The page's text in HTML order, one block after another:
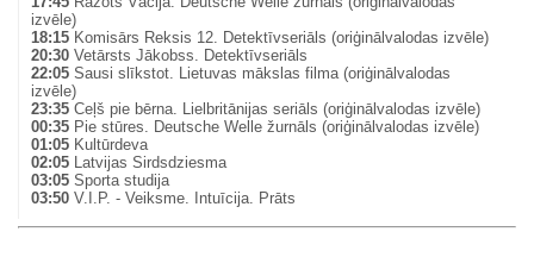
izvēle)
18:15 Komisārs Reksis 12. Detektīvseriāls (oriģinālvalodas izvēle)
20:30 Vetārsts Jākobss. Detektīvseriāls
22:05 Sausi slīkstot. Lietuvas mākslas filma (oriģinālvalodas
izvēle)
23:35 Ceļš pie bērna. Lielbritānijas seriāls (oriģinālvalodas izvēle)
00:35 Pie stūres. Deutsche Welle žurnāls (oriģinālvalodas izvēle)
01:05 Kultūrdeva
02:05 Latvijas Sirdsdziesma
03:05 Sporta studija
03:50 V.I.P. - Veiksme. Intuīcija. Prāts